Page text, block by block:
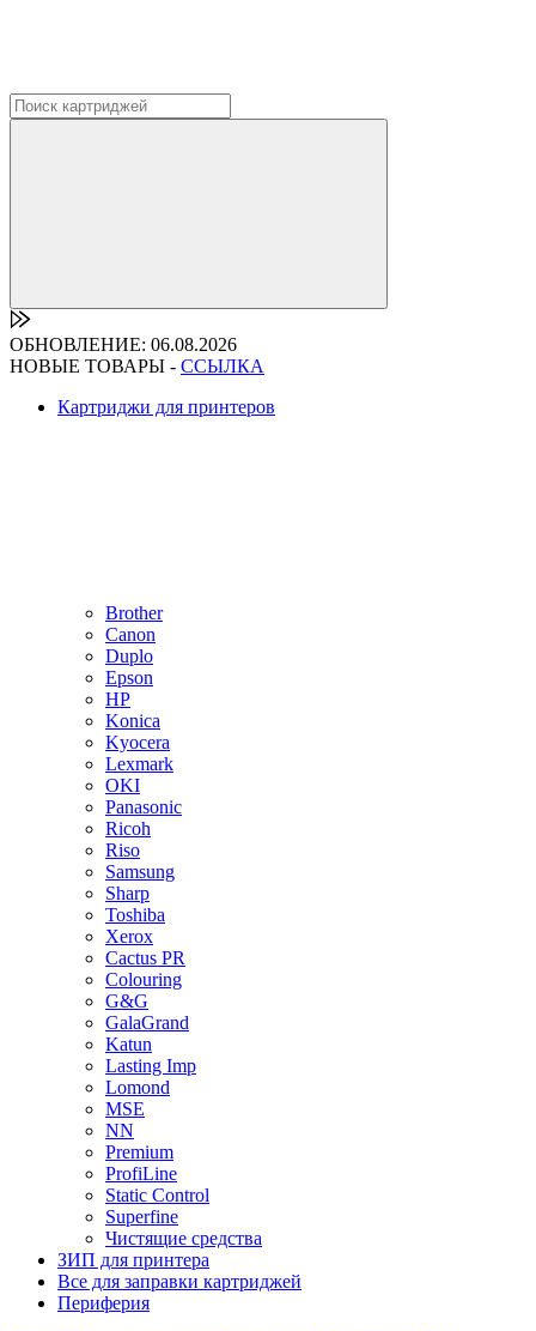
ОБНОВЛЕНИЕ: 06.08.2026
НОВЫЕ ТОВАРЫ - ССЫЛКА
Картриджи для принтеров
Brother
Canon
Duplo
Epson
HP
Konica
Kyocera
Lexmark
OKI
Panasonic
Ricoh
Riso
Samsung
Sharp
Toshiba
Xerox
Cactus PR
Colouring
G&G
GalaGrand
Katun
Lasting Imp
Lomond
MSE
NN
Premium
ProfiLine
Static Control
Superfine
Чистящие средства
ЗИП для принтера
Все для заправки картриджей
Периферия